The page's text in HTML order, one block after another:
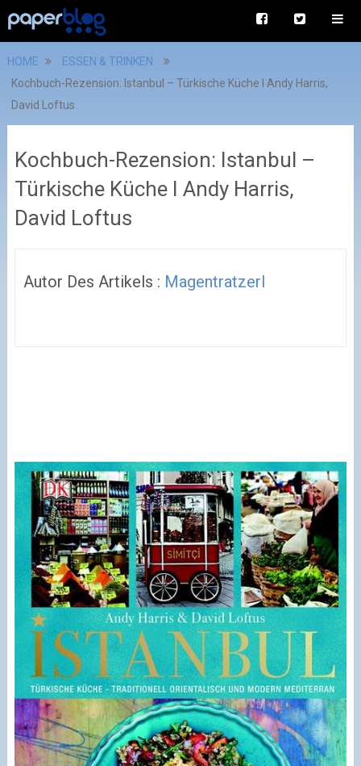
HOME
ESSEN & TRINKEN
Kochbuch-Rezension: Istanbul – Türkische Küche I Andy Harris,
David Loftus
Kochbuch-Rezension: Istanbul –
Türkische Küche I Andy Harris,
David Loftus
Autor Des Artikels : Magentratzerl